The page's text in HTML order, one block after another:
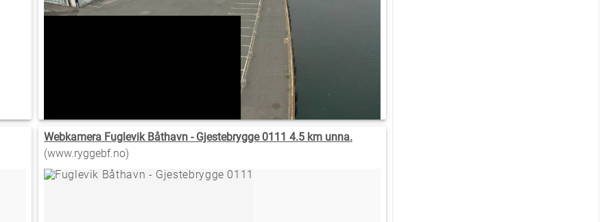
Webkamera Fuglevik Båthavn - Gjestebrygge 0111 4.5 km unna.
(www.ryggebf.no)